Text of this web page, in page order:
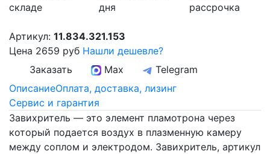
складе
дня
рассрочка
Артикул: 11.834.321.153
Цена 2659 руб Нашли дешевле?
Заказать
Max
Telegram
ОписаниеОплата, доставка, лизинг
Сервис и гарантия
Завихритель — это элемент пламотрона через
который подается воздух в плазменную камеру
между соплом и электродом. Завихритель, артикул